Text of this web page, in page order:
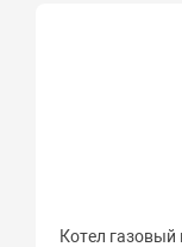
Котел газовый